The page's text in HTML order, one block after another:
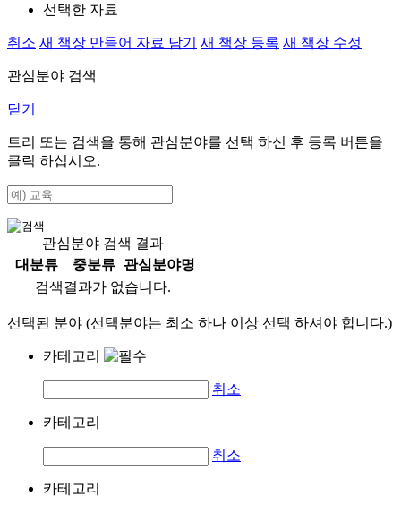
선택한 자료
취소 새 책장 만들어 자료 담기 새 책장 등록 새 책장 수정
관심분야 검색
닫기
트리 또는 검색을 통해 관심분야를 선택 하신 후 등록 버튼을
클릭 하십시오.
관심분야 검색 결과
대분류
중분류
관심분야명
검색결과가 없습니다.
선택된 분야 (선택분야는 최소 하나 이상 선택 하셔야 합니다.)
카테고리
취소
카테고리
취소
카테고리